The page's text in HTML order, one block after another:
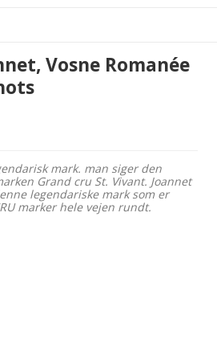
Vosne Romanée
mark. man siger den
Grand cru St. Vivant. Joannet
legendariske mark som er
marker hele vejen rundt.